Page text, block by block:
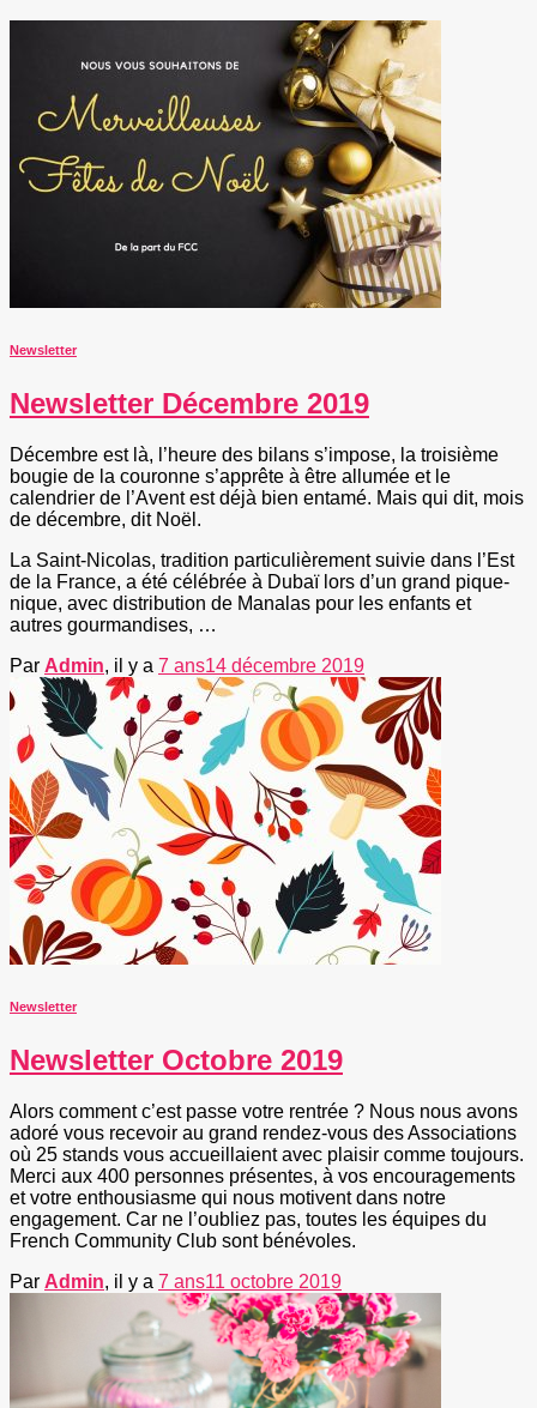
Newsletter
Newsletter Décembre 2019
Décembre est là, l’heure des bilans s’impose, la troisième
bougie de la couronne s’apprête à être allumée et le
calendrier de l’Avent est déjà bien entamé. Mais qui dit, mois
de décembre, dit Noël.
La Saint-Nicolas, tradition particulièrement suivie dans l’Est
de la France, a été célébrée à Dubaï lors d’un grand pique-
nique, avec distribution de Manalas pour les enfants et
autres gourmandises, …
Par Admin, il y a 7 ans14 décembre 2019
Newsletter
Newsletter Octobre 2019
Alors comment c’est passe votre rentrée ? Nous nous avons
adoré vous recevoir au grand rendez-vous des Associations
où 25 stands vous accueillaient avec plaisir comme toujours.
Merci aux 400 personnes présentes, à vos encouragements
et votre enthousiasme qui nous motivent dans notre
engagement. Car ne l’oubliez pas, toutes les équipes du
French Community Club sont bénévoles.
Par Admin, il y a 7 ans11 octobre 2019